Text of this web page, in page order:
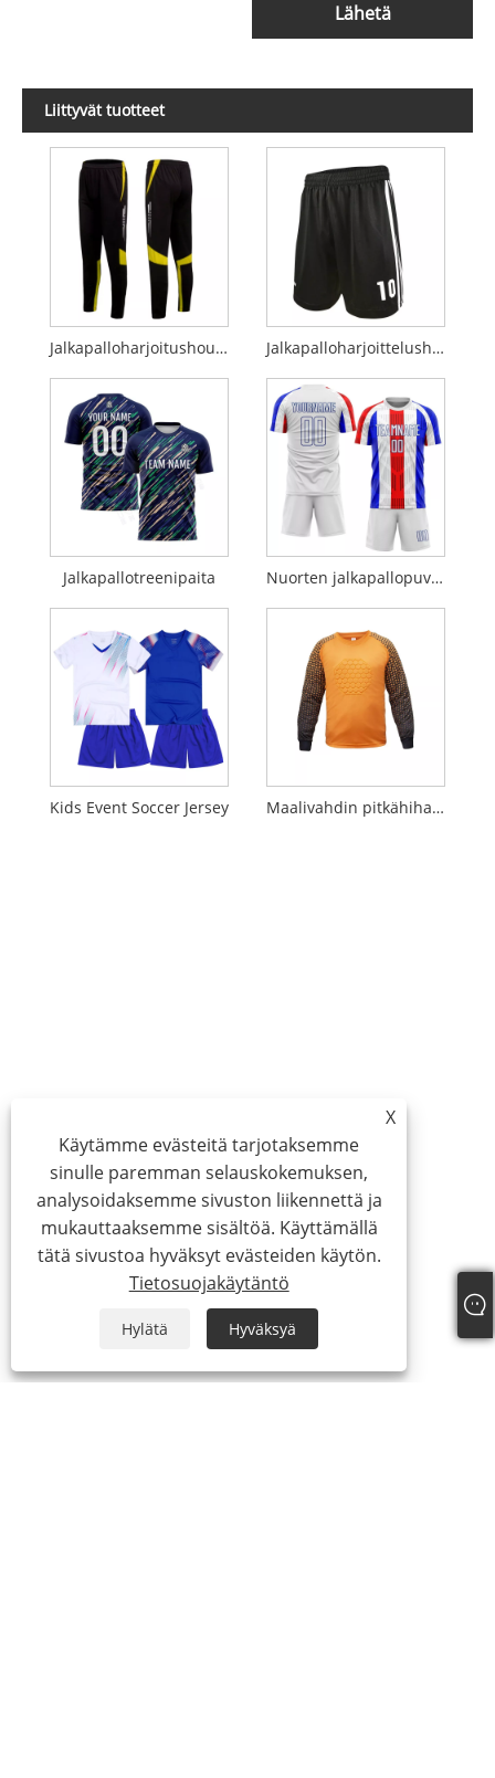
Lähetä
Liittyvät tuotteet
Jalkapalloharjoitushousut Jalkapalloharjoittelushortsit
Jalkapallotreenipaita Nuorten jalkapallopuvut
Kids Event Soccer Jersey Maalivahdin pitkähihainen paita
X
Käytämme evästeitä tarjotaksemme
sinulle paremman selauskokemuksen,
analysoidaksemme sivuston liikennettä ja
mukauttaaksemme sisältöä. Käyttämällä
tätä sivustoa hyväksyt evästeiden käytön.
Tietosuojakäytäntö
Hylätä Hyväksyä